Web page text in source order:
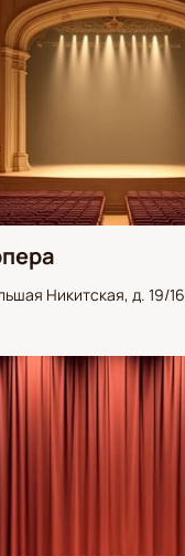
Никитская, д. 19/16